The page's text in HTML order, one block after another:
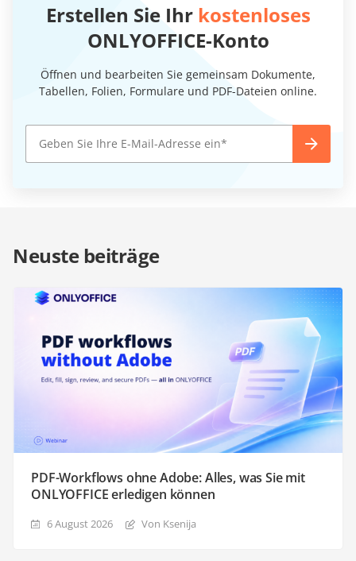
Erstellen Sie Ihr kostenloses
ONLYOFFICE-Konto
Öffnen und bearbeiten Sie gemeinsam Dokumente,
Tabellen, Folien, Formulare und PDF-Dateien online.
Neuste beiträge
PDF-Workflows ohne Adobe: Alles, was Sie mit
ONLYOFFICE erledigen können
6 August 2026 Von Ksenija